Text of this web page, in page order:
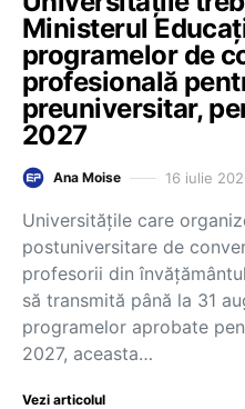
Ministerul
programelor de
profesională
preuniversitar,
2027
Ana Moise 16 iulie
Universitățile care
postuniversitare de
profesorii din
să transmită până la 31
programelor aprobate
2027, aceasta…
Vezi articolul